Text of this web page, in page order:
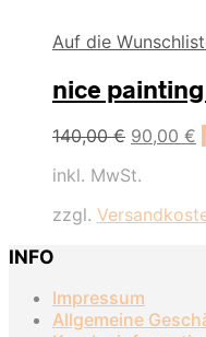
Auf die
nice
140,00€
war:
90,00 €
inkl. MwSt.
zzgl.
INFO
Impressum
Allgemeine